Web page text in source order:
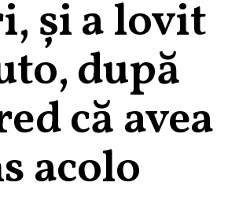
și a lovit
după
că avea
acolo